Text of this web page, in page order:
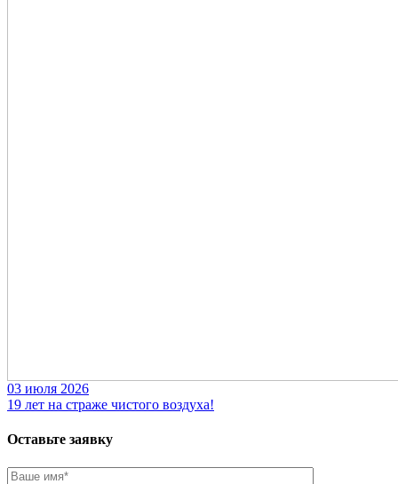
03 июля 2026
19 лет на страже чистого воздуха!
Оставьте заявку